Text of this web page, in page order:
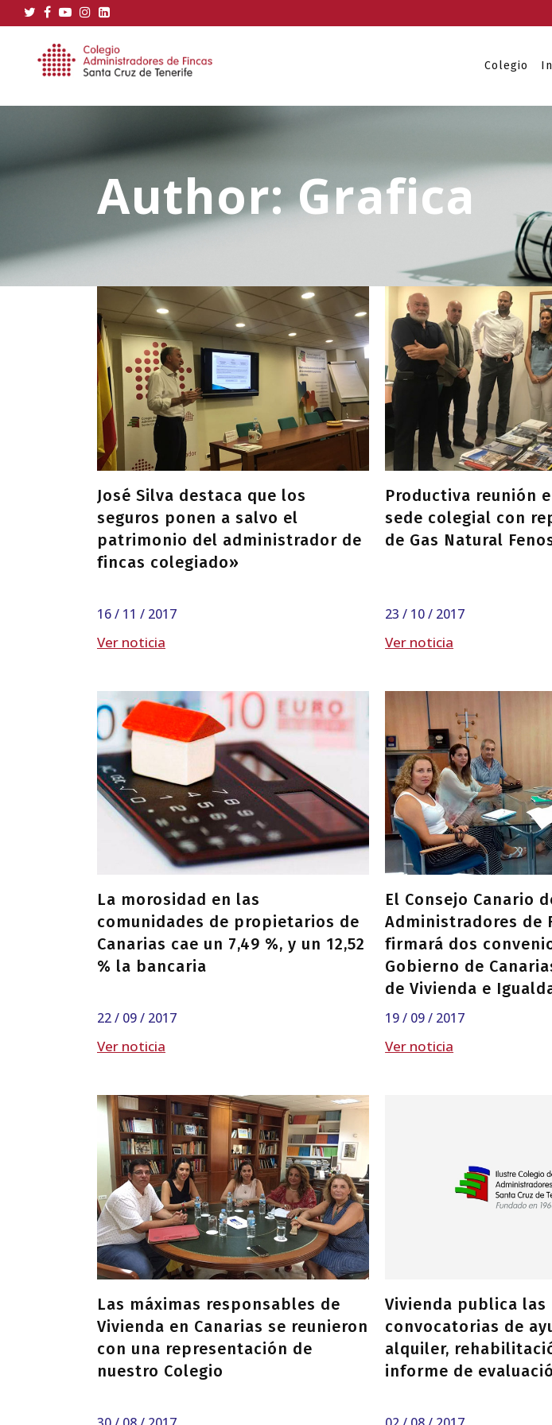
Colegio
Author: Grafica
José Silva destaca que los
seguros ponen a salvo el
patrimonio del administrador de
fincas colegiado»
16 / 11 / 2017
Ver noticia
Productiva reunión
sede colegial con
de Gas Natural
23 / 10 / 2017
Ver noticia
La morosidad en las
comunidades de propietarios de
Canarias cae un 7,49 %, y un 12,52
% la bancaria
22 / 09 / 2017
Ver noticia
El Consejo Canario
Administradores de
firmará dos
Gobierno de
de Vivienda e
19 / 09 / 2017
Ver noticia
Las máximas responsables de
Vivienda en Canarias se reunieron
con una representación de
nuestro Colegio
Vivienda publica las
convocatorias de
alquiler,
informe de